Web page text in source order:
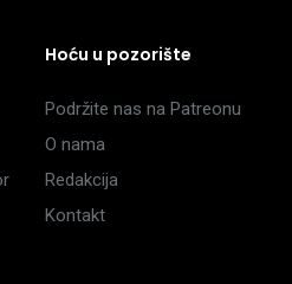
Hoću u pozorište
Podržite nas na Patreonu
O nama
Redakcija
Kontakt